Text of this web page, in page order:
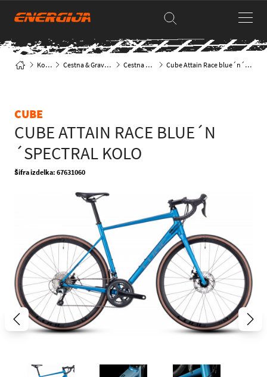
Kolesa Cestna & Gravel kolesa Cestna klasika Cube Attain Race blue´n´spectral kolo
CUBE
CUBE ATTAIN RACE BLUE´N
´SPECTRAL KOLO
Šifra izdelka: 67631060